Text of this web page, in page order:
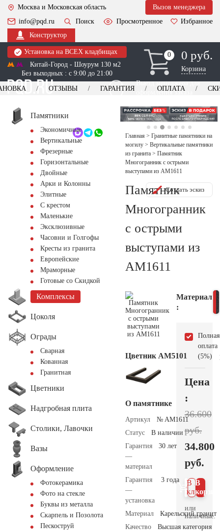
Москва и Московская область
Вызов менеджера
info@pqd.ru
Поиск Просмотренное
Избранное
Конструктор
Установка на ВСЕХ кладбищах
Китай-Город - Шоурум 130 м2
Без выходных : с 9:00 до 21:00
0
0 0 руб.
Корзина
Выезд менеджера для
оформления заказа
+7 (495) 518-44-23
Обратный звонок
ОТЗЫВЫ ГАРАНТИЯ ОПЛАТА
Памятники
Экономичные
Вертикальные
Фрезерные
Горизонтальные
Двойные
Арки и Колонны
Элитные
С крестом
Маленькие
Эксклюзивные
Часовни и Голгофы
Кресты из гранита
Европейские
Мраморные
Готовые со Скидкой
Комплексы
Цоколя
Ограды
Сварная
Кованная
Гранитная
Цветники
Надгробная плита
Столики, Лавочки
Вазы
Оформление
Фотокерамика
Фото на стекле
Буквы из металла
Скарпель и Позолота
Пескоструй
Главная > Гранитные памятники на
могилу > Вертикальные памятники
из гранита > Памятник
Многогранник с острыми
выступами из AM1611
Памятник
Многогранник
с острыми
выступами из
AM1611
Создать эскиз
Цветник АМ5101
О памятнике
Артикул
№ AM1611
Статус
В наличии
Гарантия
—
материал
30 лет
Гарантия
—
установка
3 года
Материал
Карельский гранит
Качество
Высшая категория
Материал
:
Полная
оплата
(5%)
Цена
:
36.600
руб.
34.800
руб.
В
В 1
клик
или
наличные.